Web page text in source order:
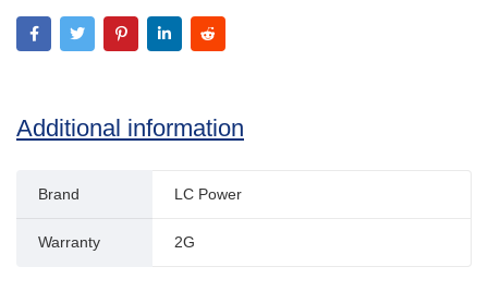
Additional information
Brand LC Power
Warranty 2G